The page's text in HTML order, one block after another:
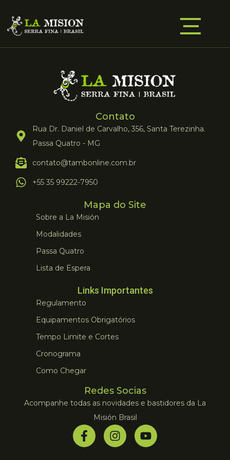
Contato
Rua Dr. Daniel de Carvalho, 356, Santa Terezinha.
Passa Quatro - MG
contato@tambonline.com.br
+55 35 99222-7950
Mapa do Site
Sobre a La Misión
Modalidades
Passa Quatro
Lista de Espera
Links Importantes
Regulamento
Equipamentos Obrigatórios
Tempo Limite e Cortes
Cronograma
Como Chegar
Redes Socias
Acompanhe todas as novidades e bastidores da La
Misión Brasil